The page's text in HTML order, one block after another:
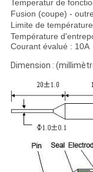
Temperatur de
Fusion (coupe) -
Limite de
Température
Courant évalué : 10A
Dimension :